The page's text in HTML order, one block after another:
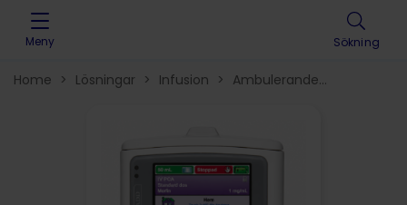
Skip to content
Meny Sökning
Home > Lösningar > Infusion > Ambulerande